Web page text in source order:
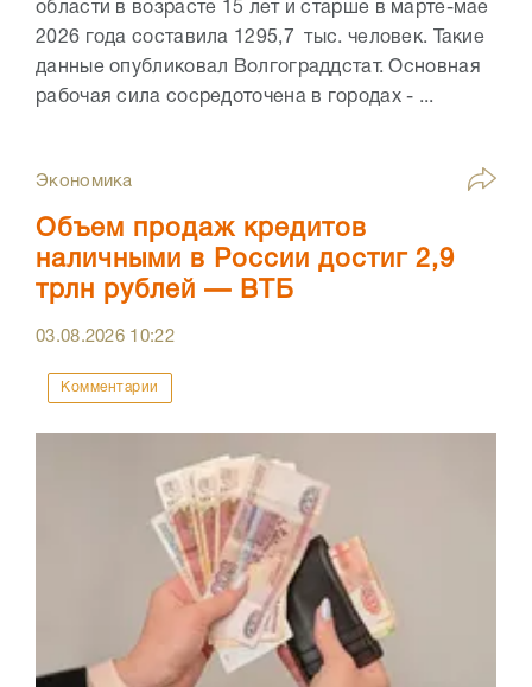
области в возрасте 15 лет и старше в марте-мае
2026 года составила 1295,7 тыс. человек. Такие
данные опубликовал Волгограддстат. Основная
рабочая сила сосредоточена в городах - ...
Экономика
Объем продаж кредитов
наличными в России достиг 2,9
трлн рублей — ВТБ
03.08.2026 10:22
Комментарии